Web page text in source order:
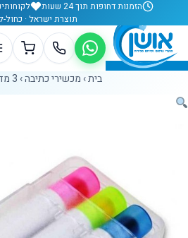
דלג לתוכןהזמנות דחופות תוך 24 שעות
תוצרת ישראל · כחול-
בית› מכשירי כתיבה›